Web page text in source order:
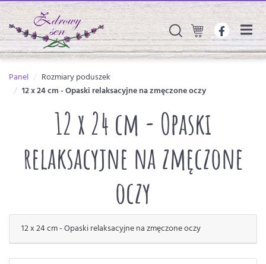
Panel
Rozmiary poduszek
12 x 24 cm - Opaski relaksacyjne na zmęczone oczy
12 x 24 cm - Opaski
relaksacyjne na zmęczone
oczy
12 x 24 cm - Opaski relaksacyjne na zmęczone oczy